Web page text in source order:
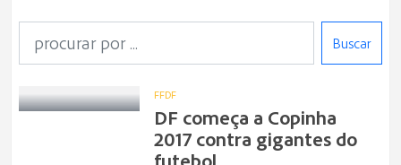
Buscar
FFDF
DF começa a Copinha
2017 contra gigantes do
futebol